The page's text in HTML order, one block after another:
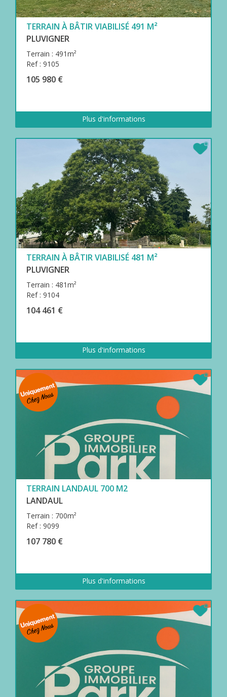
TERRAIN À BÂTIR VIABILISÉ 491 M²
PLUVIGNER
Terrain : 491m²
Ref : 9105
105 980 €
Plus d'informations
TERRAIN À BÂTIR VIABILISÉ 481 M²
PLUVIGNER
Terrain : 481m²
Ref : 9104
104 461 €
Plus d'informations
TERRAIN LANDAUL 700 M2
LANDAUL
Terrain : 700m²
Ref : 9099
107 780 €
Plus d'informations